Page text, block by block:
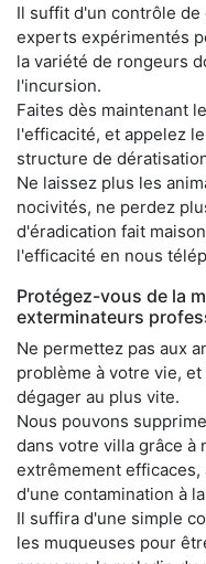
Il suffit d'un contrôle
experts expérimentés
la variété de rongeurs
l'incursion.
Faites dès maintenant
l'efficacité, et appelez
structure de
Ne laissez plus les
nocivités, ne perdez
d'éradication fait
l'efficacité en nous
Protégez-vous de la
exterminateurs
Ne permettez pas aux
problème à votre vie,
dégager au plus vite.
Nous pouvons
dans votre villa grâce
extrêmement
d'une contamination à
Il suffira d'une simple
les muqueuses pour